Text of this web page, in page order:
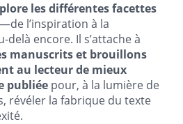
les différentes facettes
—de l’inspiration à la
encore. Il s’attache à
manuscrits et brouillons
au lecteur de mieux
publiée pour, à la lumière de
révéler la fabrique du texte